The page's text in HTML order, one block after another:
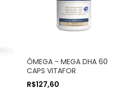
ÔMEGA - MEGA DHA 60
CAPS VITAFOR
R$127,60